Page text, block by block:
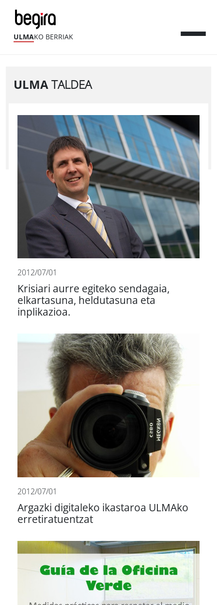
ULMAKO BERRIAK
ULMA TALDEA
2012/07/01
Krisiari aurre egiteko sendagaia,
elkartasuna, heldutasuna eta
inplikazioa.
2012/07/01
Argazki digitaleko ikastaroa ULMAko
erretiratuentzat